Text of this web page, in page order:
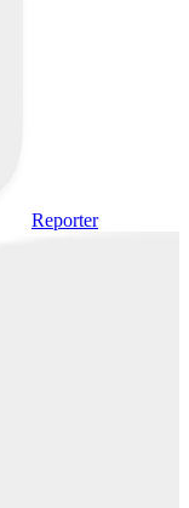
Reporter